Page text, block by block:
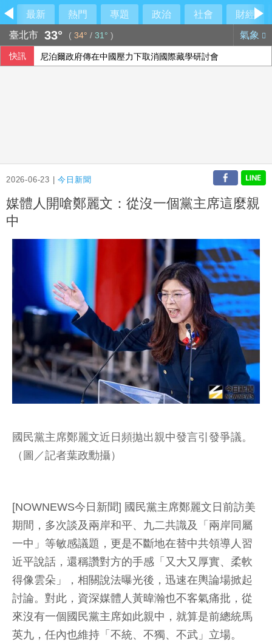
最新 熱門 專題 政治 社會
財經
臺北市 33° ( 34° / 31° ) 氣象
快訊 尼泊爾政府傳在中國壓力下取消國際藏學研討會
2026-06-23 |今日新聞
媒體人開嗆鄭麗文：從沒一個黨主席這麼親
中
國民黨主席鄭麗文近日頻拋出親中發言引發爭議。
（圖／記者葉政勳攝）
[NOWNEWS今日新聞] 國民黨主席鄭麗文日前訪美
期間，多次談及兩岸和平、九二共識及「兩岸同屬
一中」等敏感議題，更是不斷地在替中共領導人習
近平說話，還稱讚對方的手感「又大又厚實、柔軟
得像雲朵」，相關說法曝光後，迅速在輿論場掀起
討論。對此，資深媒體人黃暐瀚也不客氣痛批，從
來沒有一個國民黨主席如此親中，就算是前總統馬
英九，任內也維持「不統、不獨、不武」立場。